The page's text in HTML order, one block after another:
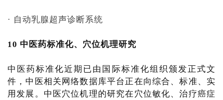
· 自动乳腺超声诊断系统
10 中医药标准化、穴位机理研究
中医药标准化近期已由国际标准化组织颁发正式文
件，中医相关网络数据库平台正在向综合、标准、实
用发展。中医穴位机理的研究在穴位敏化、治疗癌症